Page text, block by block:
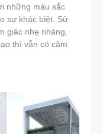
những màu sắc
sự khác biệt. Sử
giác nhẹ nhàng,
thì vẫn có cảm